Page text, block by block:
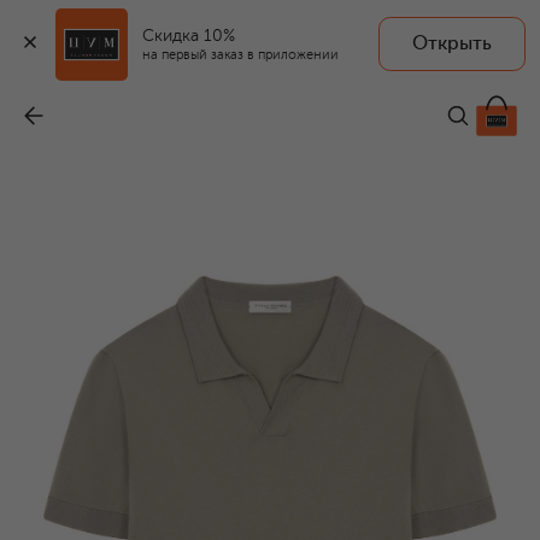
Скидка 10%
на первый заказ в приложении
Открыть
11 300 ₽